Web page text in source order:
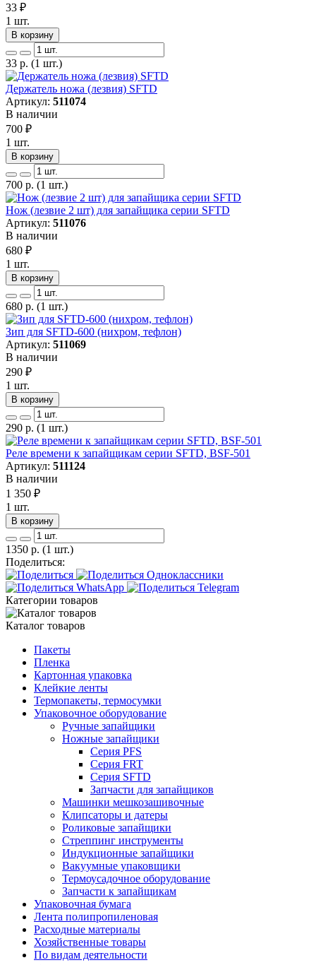
33 ₽
1 шт.
В корзину
33 р. (1 шт.)
Держатель ножа (лезвия) SFTD
Артикул: 511074
В наличии
700 ₽
1 шт.
В корзину
700 р. (1 шт.)
Нож (лезвие 2 шт) для запайщика серии SFTD
Артикул: 511076
В наличии
680 ₽
1 шт.
В корзину
680 р. (1 шт.)
Зип для SFTD-600 (нихром, тефлон)
Артикул: 511069
В наличии
290 ₽
1 шт.
В корзину
290 р. (1 шт.)
Реле времени к запайщикам серии SFTD, BSF-501
Артикул: 511124
В наличии
1 350 ₽
1 шт.
В корзину
1350 р. (1 шт.)
Поделиться:
Категории товаров
Каталог товаров
Пакеты
Пленка
Картонная упаковка
Клейкие ленты
Термопакеты, термосумки
Упаковочное оборудование
Ручные запайщики
Ножные запайщики
Серия PFS
Серия FRT
Серия SFTD
Запчасти для запайщиков
Машинки мешкозашивочные
Клипсаторы и датеры
Роликовые запайщики
Стреппинг инструменты
Индукционные запайщики
Вакуумные упаковщики
Термоусадочное оборудование
Запчасти к запайщикам
Упаковочная бумага
Лента полипропиленовая
Расходные материалы
Хозяйственные товары
По видам деятельности